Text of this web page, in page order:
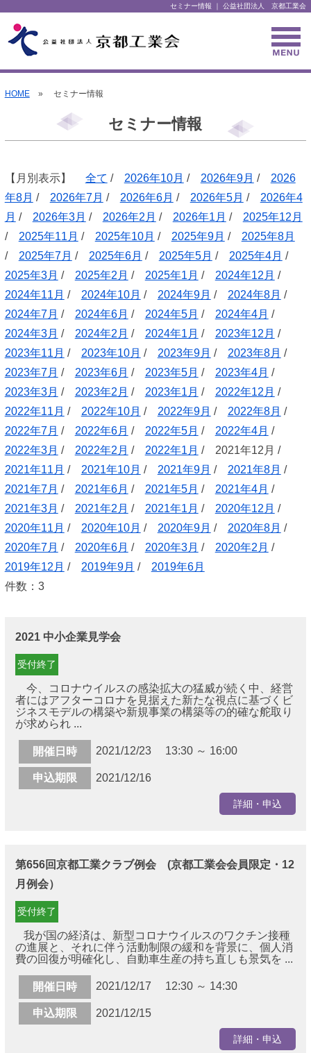
セミナー情報 ｜ 公益社団法人 京都工業会
HOME» セミナー情報
セミナー情報
【月別表示】 全て / 2026年10月 / 2026年9月 / 2026
年8月 / 2026年7月 / 2026年6月 / 2026年5月 / 2026年4
月 / 2026年3月 / 2026年2月 / 2026年1月 / 2025年12月
/ 2025年11月 / 2025年10月 / 2025年9月 / 2025年8月
/ 2025年7月 / 2025年6月 / 2025年5月 / 2025年4月 /
2025年3月 / 2025年2月 / 2025年1月 / 2024年12月 /
2024年11月 / 2024年10月 / 2024年9月 / 2024年8月 /
2024年7月 / 2024年6月 / 2024年5月 / 2024年4月 /
2024年3月 / 2024年2月 / 2024年1月 / 2023年12月 /
2023年11月 / 2023年10月 / 2023年9月 / 2023年8月 /
2023年7月 / 2023年6月 / 2023年5月 / 2023年4月 /
2023年3月 / 2023年2月 / 2023年1月 / 2022年12月 /
2022年11月 / 2022年10月 / 2022年9月 / 2022年8月 /
2022年7月 / 2022年6月 / 2022年5月 / 2022年4月 /
2022年3月 / 2022年2月 / 2022年1月 / 2021年12月 /
2021年11月 / 2021年10月 / 2021年9月 / 2021年8月 /
2021年7月 / 2021年6月 / 2021年5月 / 2021年4月 /
2021年3月 / 2021年2月 / 2021年1月 / 2020年12月 /
2020年11月 / 2020年10月 / 2020年9月 / 2020年8月 /
2020年7月 / 2020年6月 / 2020年3月 / 2020年2月 /
2019年12月 / 2019年9月 / 2019年6月
件数：3
2021 中小企業見学会
受付終了
今、コロナウイルスの感染拡大の猛威が続く中、経営
者にはアフターコロナを見据えた新たな視点に基づくビ
ジネスモデルの構築や新規事業の構築等の的確な舵取り
が求められ ...
開催日時 2021/12/23 13:30 ～ 16:00
申込期限 2021/12/16
詳細・申込
第656回京都工業クラブ例会 (京都工業会会員限定・12
月例会）
受付終了
我が国の経済は、新型コロナウイルスのワクチン接種
の進展と、それに伴う活動制限の緩和を背景に、個人消
費の回復が明確化し、自動車生産の持ち直しも景気を ...
開催日時 2021/12/17 12:30 ～ 14:30
申込期限 2021/12/15
詳細・申込